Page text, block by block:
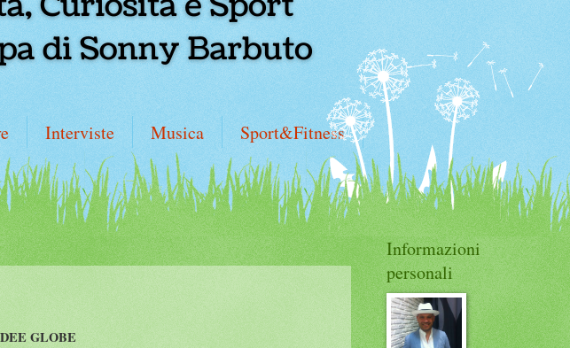
Interviste Musica Sport&Fitness
GLOBE
Informazioni
personali